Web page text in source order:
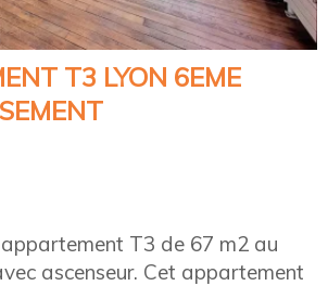
T3 LYON 6EME
T3 de 67 m2 au
ascenseur. Cet appartement